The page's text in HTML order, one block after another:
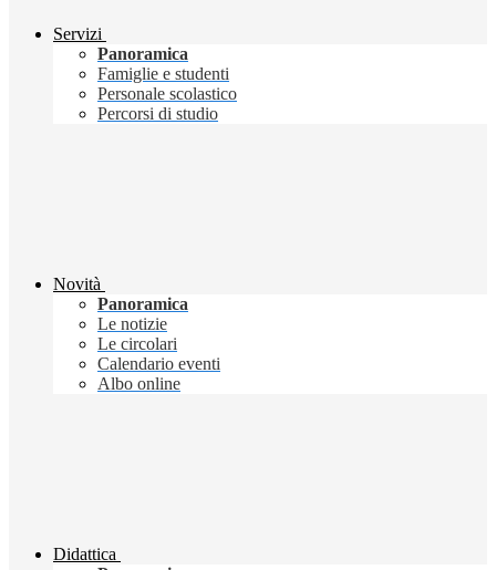
Servizi
Panoramica
Famiglie e studenti
Personale scolastico
Percorsi di studio
Novità
Panoramica
Le notizie
Le circolari
Calendario eventi
Albo online
Didattica